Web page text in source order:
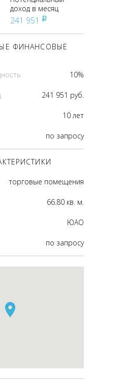
доход в месяц
241 951 pуб
ФИНАНСОВЫЕ
10%
241 951 руб.
10 лет
по запросу
торговые помещения
66.80 кв. м.
ЮАО
по запросу